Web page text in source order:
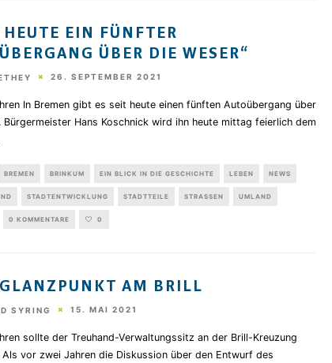
HEUTE EIN FÜNFTER
ÜBER DIE WESER“
26. SEPTEMBER 2021
In Bremen gibt es seit heute einen fünften Autoübergang über
Bürgermeister Hans Koschnick wird ihn heute mittag feierlich dem
BREMEN BRINKUM EIN BLICK IN DIE GESCHICHTE LEBEN NEWS
STADTENTWICKLUNG STADTTEILE STRASSEN UMLAND
0 KOMMENTARE 0
AM BRILL
SYRING 15. MAI 2021
sollte der Treuhand-Verwaltungssitz an der Brill-Kreuzung
vor zwei Jahren die Diskussion über den Entwurf des